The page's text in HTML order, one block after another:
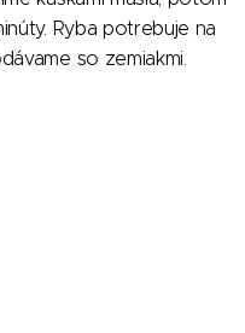
Ryba potrebuje na
so zemiakmi.